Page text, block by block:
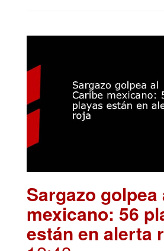
Sargazo golpea
mexicano: 56
están en alerta